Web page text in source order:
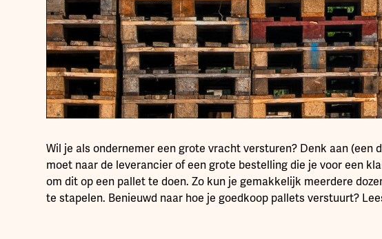
Wil je als ondernemer een grote vracht versturen? Denk aan (een
moet naar de leverancier of een grote bestelling die je voor een
om dit op een pallet te doen. Zo kun je gemakkelijk meerdere
te stapelen. Benieuwd naar hoe je goedkoop pallets verstuurt?